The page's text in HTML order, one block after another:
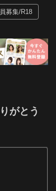
募集/R18
がとう